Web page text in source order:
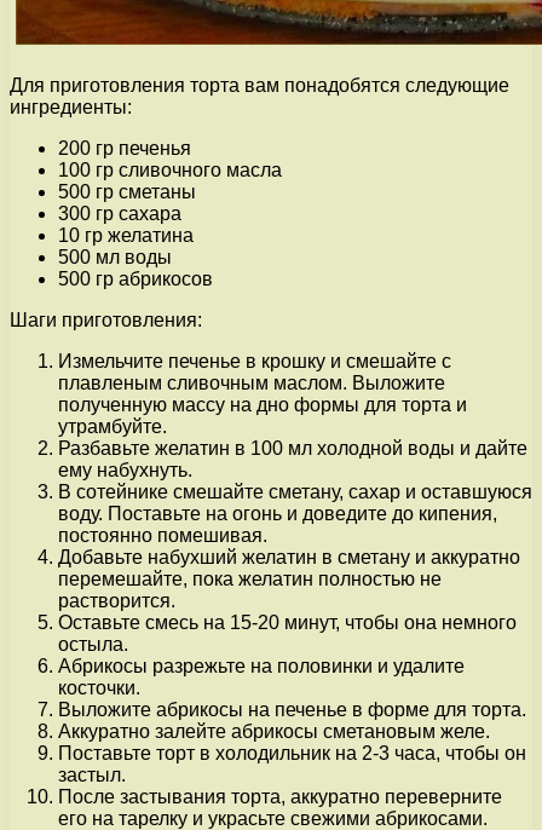
Для приготовления торта вам понадобятся следующие
ингредиенты:
200 гр печенья
100 гр сливочного масла
500 гр сметаны
300 гр сахара
10 гр желатина
500 мл воды
500 гр абрикосов
Шаги приготовления:
Измельчите печенье в крошку и смешайте с
плавленым сливочным маслом. Выложите
полученную массу на дно формы для торта и
утрамбуйте.
Разбавьте желатин в 100 мл холодной воды и дайте
ему набухнуть.
В сотейнике смешайте сметану, сахар и оставшуюся
воду. Поставьте на огонь и доведите до кипения,
постоянно помешивая.
Добавьте набухший желатин в сметану и аккуратно
перемешайте, пока желатин полностью не
растворится.
Оставьте смесь на 15-20 минут, чтобы она немного
остыла.
Абрикосы разрежьте на половинки и удалите
косточки.
Выложите абрикосы на печенье в форме для торта.
Аккуратно залейте абрикосы сметановым желе.
Поставьте торт в холодильник на 2-3 часа, чтобы он
застыл.
После застывания торта, аккуратно переверните
его на тарелку и украсьте свежими абрикосами.